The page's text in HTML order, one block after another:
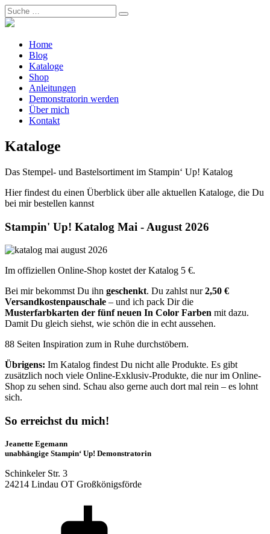
Home
Blog
Kataloge
Shop
Anleitungen
Demonstratorin werden
Über mich
Kontakt
Kataloge
Das Stempel- und Bastelsortiment im Stampin‘ Up! Katalog
Hier findest du einen Überblick über alle aktuellen Kataloge, die Du
bei mir bestellen kannst
Stampin' Up! Katalog Mai - August 2026
Im offiziellen Online-Shop kostet der Katalog 5 €.
Bei mir bekommst Du ihn geschenkt. Du zahlst nur2,50 €
Versandkostenpauschale – und ich pack Dir die
Musterfarbkarten der fünf neuen In Color Farben mit dazu.
Damit Du gleich siehst, wie schön die in echt aussehen.
88 Seiten Inspiration zum in Ruhe durchstöbern.
Übrigens: Im Katalog findest Du nicht alle Produkte. Es gibt
zusätzlich noch viele Online-Exklusiv-Produkte, die nur im Online-
Shop zu sehen sind. Schau also gerne auch dort mal rein – es lohnt
sich.
So erreichst du mich!
Jeanette Egemann
unabhängige Stampin‘ Up! Demonstratorin
Schinkeler Str. 3
24214 Lindau OT Großkönigsförde